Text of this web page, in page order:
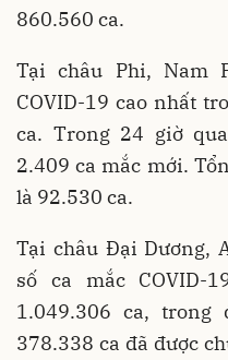
860.560 ca.
Tại châu Phi, Nam
COVID-19 cao nhất
ca. Trong 24 giờ
2.409 ca mắc mới.
là 92.530 ca.
Tại châu Đại Dương,
số ca mắc COVID-
1.049.306 ca,
378.338 ca đã được